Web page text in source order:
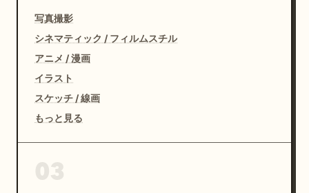
写真撮影
シネマティック / フィルムスチル
アニメ / 漫画
イラスト
スケッチ / 線画
もっと見る